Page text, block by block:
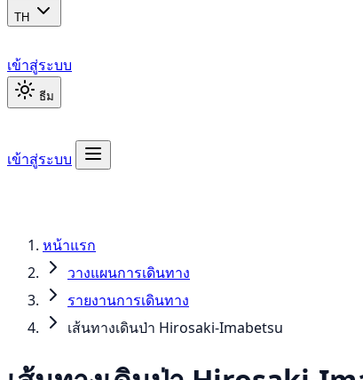
TH
เข้าสู่ระบบ
ธีม
เข้าสู่ระบบ
หน้าแรก
วางแผนการเดินทาง
รายงานการเดินทาง
เส้นทางเดินป่า Hirosaki-Imabetsu